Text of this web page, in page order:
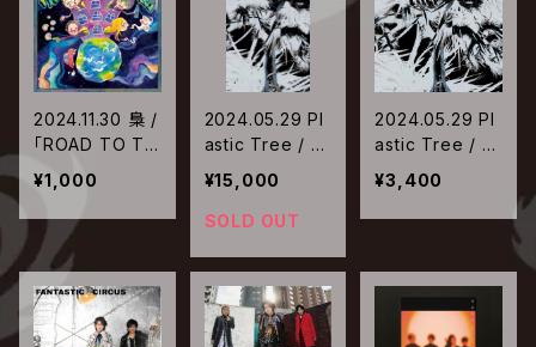
2024.11.30 梟 /
「ROAD TO TH
E FUTURE」
¥1,000
2024.05.29 Pl
astic Tree / Pl
astic Tree【完
全生産限定盤】
¥15,000
SOLD OUT
2024.05.29 Pl
astic Tree / Pl
astic Tree【通
常盤】
¥3,400